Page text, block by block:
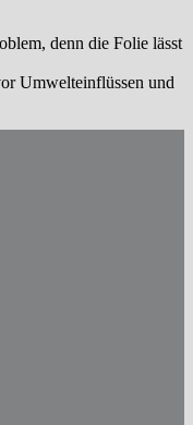
denn die Folie lässt
Umwelteinflüssen und